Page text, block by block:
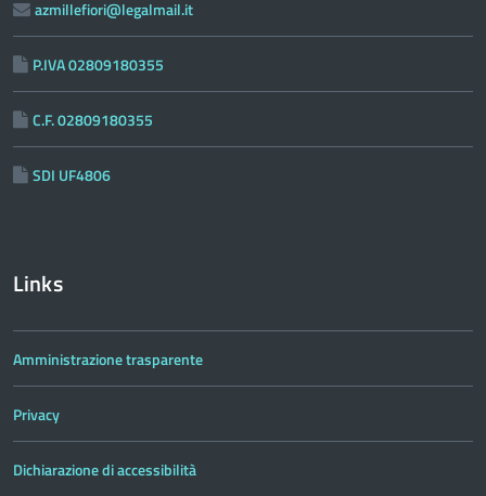
azmillefiori@legalmail.it
P.IVA 02809180355
C.F. 02809180355
SDI UF4806
Links
Amministrazione trasparente
Privacy
Dichiarazione di accessibilità